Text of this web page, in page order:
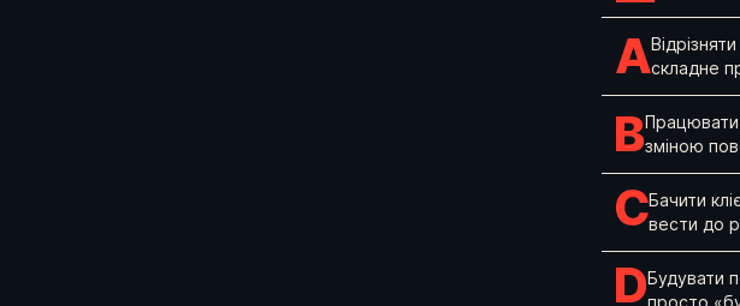
складне
Працювати
зміною
Бачити
вести до
Будувати
просто